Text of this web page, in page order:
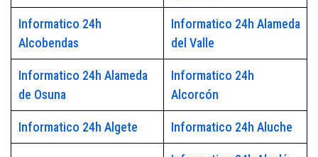
Informatico 24h
Alcobendas
Informatico 24h Alameda
del Valle
Informatico 24h Alameda
de Osuna
Informatico 24h
Alcorcón
Informatico 24h Algete Informatico 24h Aluche